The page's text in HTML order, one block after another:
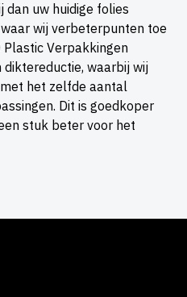
uw huidige folies
wij verbeterpunten toe
Plastic Verpakkingen
waarbij wij
het zelfde aantal
Dit is goedkoper
stuk beter voor het